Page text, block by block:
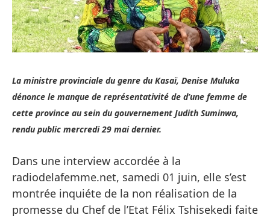
La ministre provinciale du genre du Kasaï, Denise Muluka
dénonce le manque de représentativité de d’une femme de
cette province au sein du gouvernement Judith Suminwa,
rendu public mercredi 29 mai dernier.
Dans une interview accordée à la
radiodelafemme.net, samedi 01 juin, elle s’est
montrée inquiéte de la non réalisation de la
promesse du Chef de l’Etat Félix Tshisekedi faite